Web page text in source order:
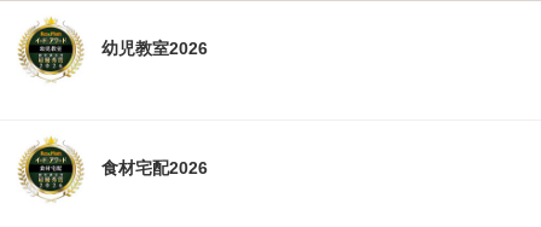
幼児教室2026
食材宅配2026